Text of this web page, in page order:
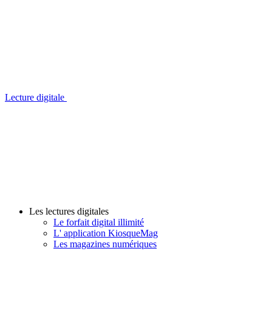
Lecture digitale
Les lectures digitales
Le forfait digital illimité
L' application KiosqueMag
Les magazines numériques